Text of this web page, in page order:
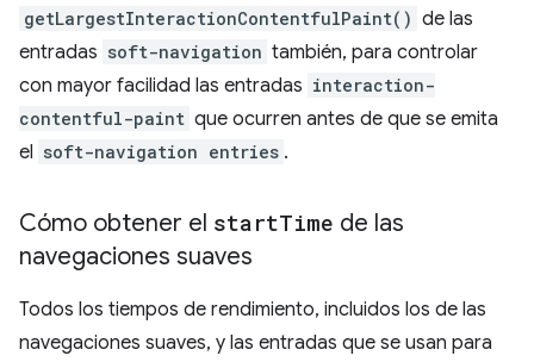
getLargestInteractionContentfulPaint() de las
entradas soft-navigation también, para controlar
con mayor facilidad las entradas interaction-
contentful-paint que ocurren antes de que se emita
el soft-navigation entries .
Cómo obtener el startTime de las
navegaciones suaves
Todos los tiempos de rendimiento, incluidos los de las
navegaciones suaves, y las entradas que se usan para